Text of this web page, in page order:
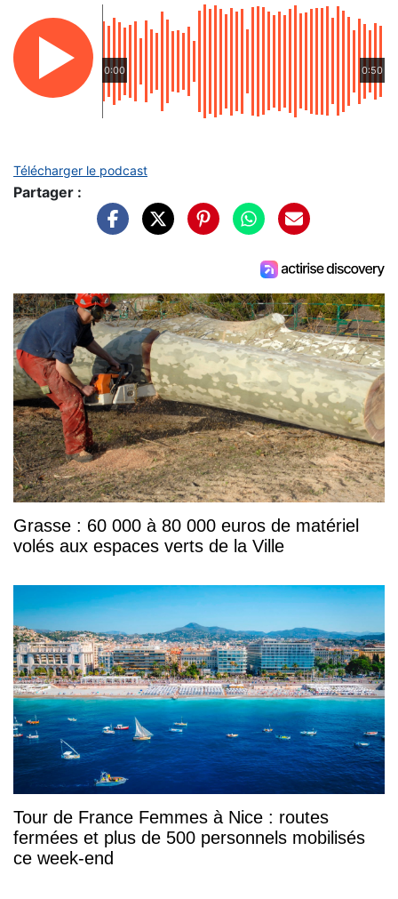
0:00 0:50
Télécharger le podcast
Partager :
Grasse : 60 000 à 80 000 euros de matériel
volés aux espaces verts de la Ville
Tour de France Femmes à Nice : routes
fermées et plus de 500 personnels mobilisés
ce week-end